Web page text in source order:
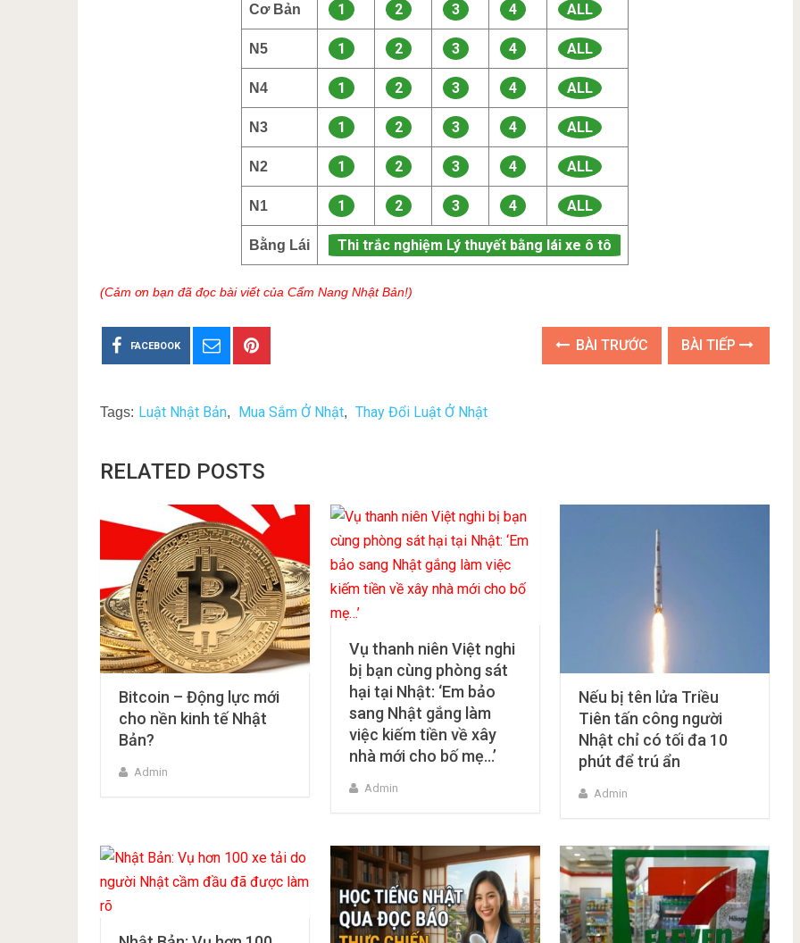
Cơ Bản 1 2 3 4 ALL
N5 1 2 3 4 ALL
N4 1 2 3 4 ALL
N3 1 2 3 4 ALL
N2 1 2 3 4 ALL
N1 1 2 3 4 ALL
Bằng Lái Thi trắc nghiệm Lý thuyết bằng lái xe ô tô
(Cảm ơn bạn đã đọc bài viết của Cẩm Nang Nhật Bản!)
FACEBOOK BÀI TRƯỚC BÀI TIẾP
Tags: Luật Nhật Bản, Mua Sắm Ở Nhật, Thay Đổi Luật Ở Nhật
RELATED POSTS
Bitcoin – Động lực mới
cho nền kinh tế Nhật
Bản?
Admin
Vụ thanh niên Việt nghi
bị bạn cùng phòng sát
hại tại Nhật: ‘Em bảo
sang Nhật gắng làm
việc kiếm tiền về xây
nhà mới cho bố mẹ…’
Admin
Nếu bị tên lửa Triều
Tiên tấn công người
Nhật chỉ có tối đa 10
phút để trú ẩn
Admin